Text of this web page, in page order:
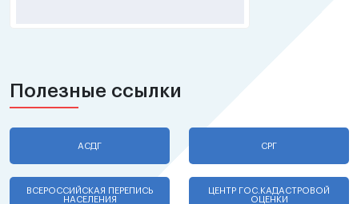
Полезные ссылки
АСДГ СРГ
ВСЕРОССИЙСКАЯ ПЕРЕПИСЬ
НАСЕЛЕНИЯ
ЦЕНТР ГОС.КАДАСТРОВОЙ
ОЦЕНКИ